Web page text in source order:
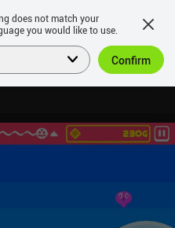
does not match your
you would like to use.
Confirm